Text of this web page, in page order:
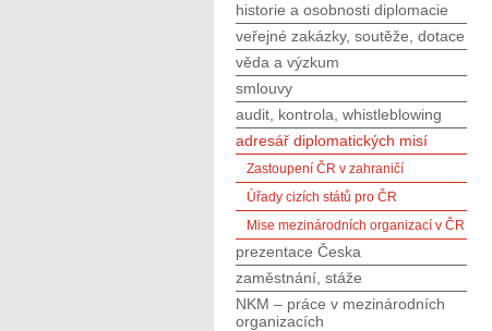
historie a osobnosti diplomacie
veřejné zakázky, soutěže, dotace
věda a výzkum
smlouvy
audit, kontrola, whistleblowing
adresář diplomatických misí
Zastoupení ČR v zahraničí
Úřady cizích států pro ČR
Mise mezinárodních organizací v ČR
prezentace Česka
zaměstnání, stáže
NKM – práce v mezinárodních
organizacích